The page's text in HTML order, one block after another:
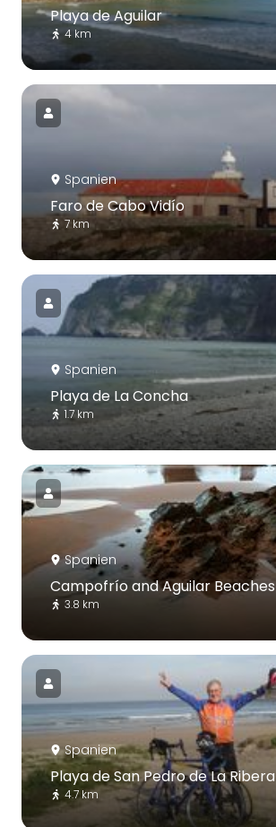
Playa de Aguilar
4 km
Spanien
Faro de Cabo Vidío
7 km
Spanien
Playa de La Concha
1.7 km
Spanien
Campofrío and Aguilar Beaches
3.8 km
Spanien
Playa de San Pedro de La Ribera
4.7 km